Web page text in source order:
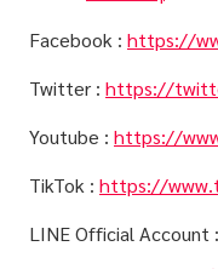
Facebook : https://
Twitter : https://
Youtube : https://
TikTok : https://
LINE Official Account :